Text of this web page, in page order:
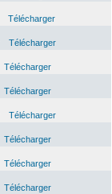
Télécharger
Télécharger
Télécharger
Télécharger
Télécharger
Télécharger
Télécharger
Télécharger